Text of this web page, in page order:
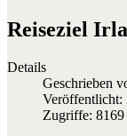
Reiseziel
Details
Geschrieben
Veröffentlicht:
Zugriffe: 8169